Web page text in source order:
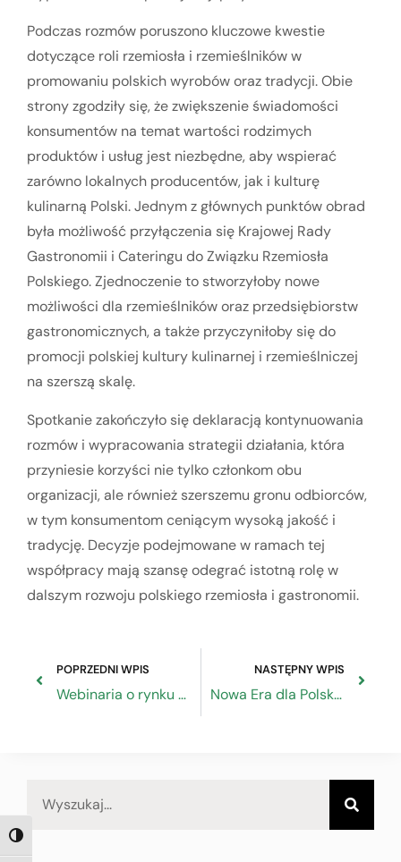
TOGGLE HIGH CONTRAST
Podczas rozmów poruszono kluczowe kwestie
dotyczące roli rzemiosła i rzemieślników w
promowaniu polskich wyrobów oraz tradycji. Obie
strony zgodziły się, że zwiększenie świadomości
konsumentów na temat wartości rodzimych
produktów i usług jest niezbędne, aby wspierać
zarówno lokalnych producentów, jak i kulturę
kulinarną Polski. Jednym z głównych punktów obrad
była możliwość przyłączenia się Krajowej Rady
Gastronomii i Cateringu do Związku Rzemiosła
Polskiego. Zjednoczenie to stworzyłoby nowe
możliwości dla rzemieślników oraz przedsiębiorstw
gastronomicznych, a także przyczyniłoby się do
promocji polskiej kultury kulinarnej i rzemieślniczej
na szerszą skalę.
Spotkanie zakończyło się deklaracją kontynuowania
rozmów i wypracowania strategii działania, która
przyniesie korzyści nie tylko członkom obu
organizacji, ale również szerszemu gronu odbiorców,
w tym konsumentom ceniącym wysoką jakość i
tradycję. Decyzje podejmowane w ramach tej
współpracy mają szansę odegrać istotną rolę w
dalszym rozwoju polskiego rzemiosła i gastronomii.
POPRZEDNI WPIS
Webinaria o rynku brazylijskim
NASTĘPNY WPIS
Nowa Era dla Polskiego Rzemiosła: Inauguracja Rady Naukowej Związku Rzemiosła Polskiego